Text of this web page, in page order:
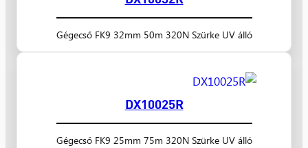
Gégecső FK9 32mm 50m 320N Szürke UV álló
DX10025R
Gégecső FK9 25mm 75m 320N Szürke UV álló